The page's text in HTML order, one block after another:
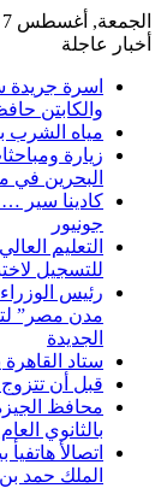
الجمعة, أغسطس 7 2026
أخبار عاجلة
اسرة جريدة
والكابتن
مياه الشرب
زيارة
البحرين في
كادينا سير
جونيور
التعليم
للتسجيل
رئيس
مدن مصر”
الجديدة
ستاد القاهرة يستضيف
قبل أن تتزوج
محافظ
بالثانوي العام إلى
اتصالأ
الملك حمد